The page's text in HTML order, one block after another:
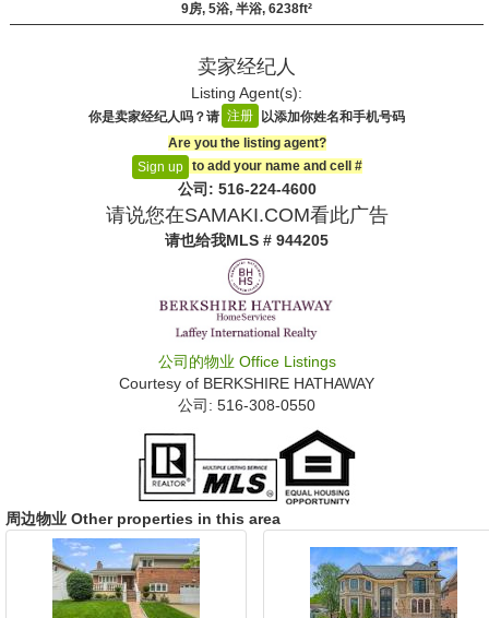
9房, 5浴, 半浴, 6238ft²
卖家经纪人
Listing Agent(s):‎
你是卖家经纪人吗？请 注册
以添加你姓名和手机号码
Are you the listing agent?
Sign up
to add your name and cell #‎
公司: ‍516-224-4600
请说您在SAMAKI.COM看此广告
请也给我MLS # 944205
公司的物业 Office Listings
Courtesy of BERKSHIRE HATHAWAY
公司: ‍516-308-0550
周边物业 Other properties in this area